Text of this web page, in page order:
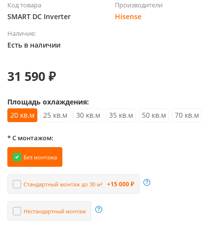
Код товара
SMART DC Inverter
Производители
Hisense
Наличие:
Есть в наличии
31 590 ₽
Площадь охлаждения:
20 кв.м
25 кв.м 30 кв.м 35 кв.м 50 кв.м 70 кв.м
* С монтажом:
Без монтажа
Стандартный монтаж до 30 м² +15 000 ₽
Нестандартный монтаж